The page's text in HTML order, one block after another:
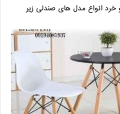
انواع مدل های صندلی زیر